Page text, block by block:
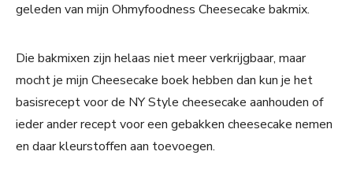
geleden van mijn Ohmyfoodness Cheesecake bakmix.
Die bakmixen zijn helaas niet meer verkrijgbaar, maar
mocht je mijn Cheesecake boek hebben dan kun je het
basisrecept voor de NY Style cheesecake aanhouden of
ieder ander recept voor een gebakken cheesecake nemen
en daar kleurstoffen aan toevoegen.